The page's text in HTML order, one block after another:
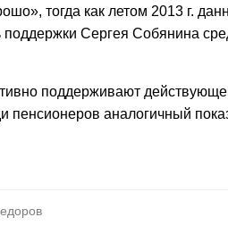
тогда как летом 2013 г.
Сергея Собянина
поддерживают
пенсионеров аналогичный